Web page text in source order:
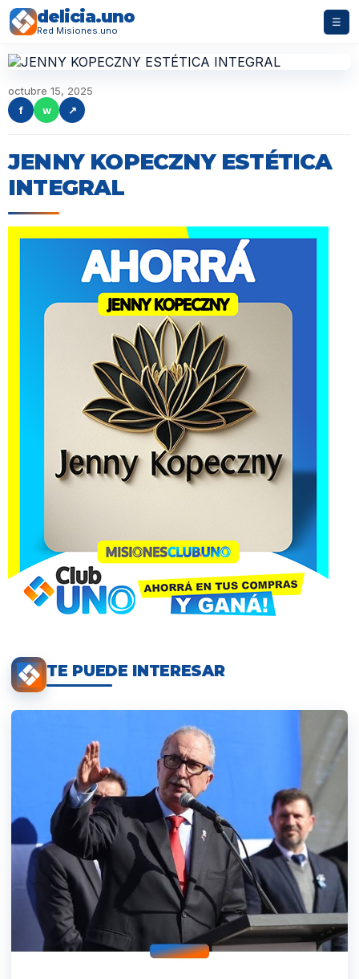
delicia.uno
Red Misiones.uno
☰
octubre 15, 2025
f
w ↗
JENNY KOPECZNY ESTÉTICA
INTEGRAL
TE PUEDE INTERESAR